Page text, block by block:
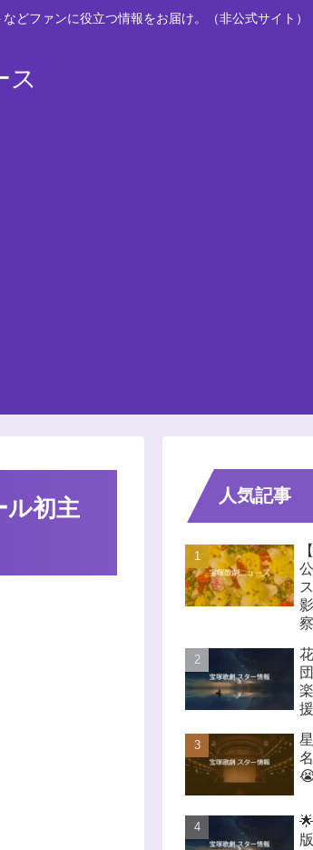
どファンに役立つ情報をお届け。（非公式サイト）
ス
ル初主
人気記事